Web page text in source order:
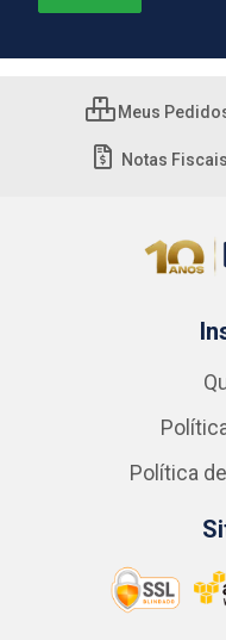
Meus
Notas Fiscais
Política